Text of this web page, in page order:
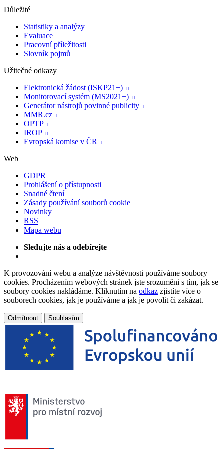
Důležité
Statistiky a analýzy
Evaluace
Pracovní příležitosti
Slovník pojmů
Užitečné odkazy
Elektronická žádost (ISKP21+)

Monitorovací systém (MS2021+) 
Generátor nástrojů povinné publicity 
MMR.cz 
OPTP 
IROP 
Evropská komise v ČR 
Web
GDPR
Prohlášení o přístupnosti
Snadné čtení
Zásady používání souborů cookie
Novinky
RSS
Mapa webu
Sledujte nás a odebírejte
K provozování webu a analýze návštěvnosti používáme soubory
cookies. Procházením webových stránek jste srozuměni s tím, jak se
soubory cookies nakládáme. Kliknutím na odkaz zjistíte více o
souborech cookies, jak je používáme a jak je povolit či zakázat.
Odmítnout Souhlasím